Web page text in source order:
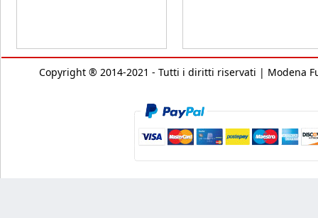
Copyright ® 2014-2021 - Tutti i diritti riservati | Modena